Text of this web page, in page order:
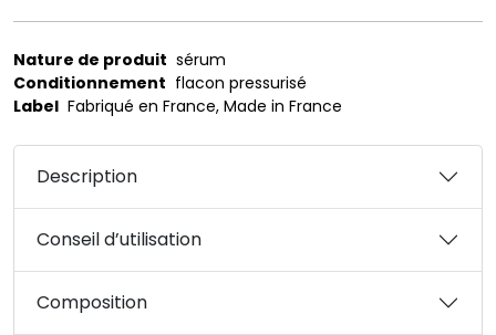
Nature de produit sérum
Conditionnement flacon pressurisé
Label Fabriqué en France, Made in France
Description
Conseil d’utilisation
Composition